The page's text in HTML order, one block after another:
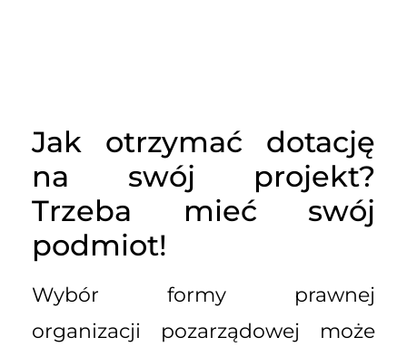
Jak otrzymać dotację
na swój projekt?
Trzeba mieć swój
podmiot!
Wybór formy prawnej
organizacji pozarządowej może